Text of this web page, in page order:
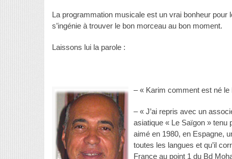
La programmation musicale est un vrai bonheur
s’ingénie à trouver le bon morceau au bon moment.
Laissons lui la parole :
– « Karim comment est né
– « J’ai repris avec un
asiatique « Le Saïgon » tenu
aimé en 1980, en Espagne,
toutes les langues et qu’il
France au point 1 du Bd